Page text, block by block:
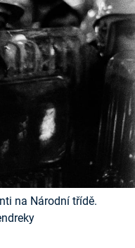
na Národní třídě.